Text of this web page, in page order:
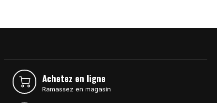
Achetez en ligne
Ramassez en magasin